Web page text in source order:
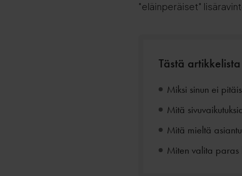
"eläinperäiset"
Tästä
Miksi sinun ei
Mitä
Mitä mieltä
Miten valita paras